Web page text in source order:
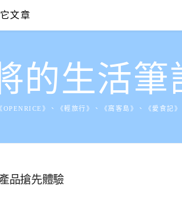
文章
的生活筆
OPENRICE》、《輕旅行》、《窩客島》、《愛食記
品搶先體驗